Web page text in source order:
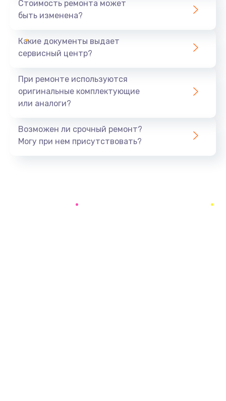
Ремонт южного моста
Замена батарейки BIOS
Заказать
Стоимость ремонта может
быть изменена?
Какие документы выдает
сервисный центр?
При ремонте используются
оригинальные комплектующие
или аналоги?
Возможен ли срочный ремонт?
Могу при нем присутствовать?